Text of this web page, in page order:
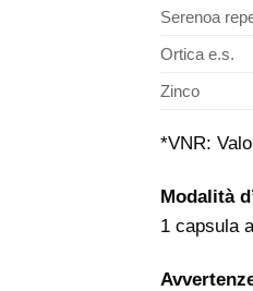
Serenoa
Ortica e.s.
Zinco
*VNR:
Modalità
1 capsula